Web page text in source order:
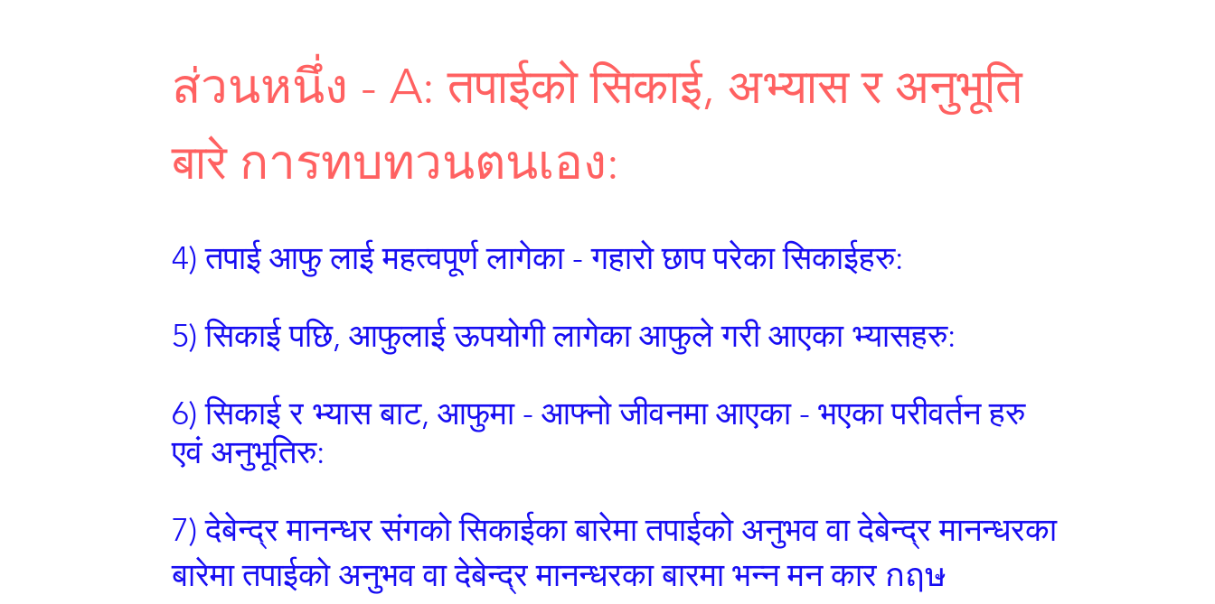
ส่วนหนึ่ง - A: तपाईको सिकाई, अभ्यास र अनुभूति
बारे การทบทวนตนเอง:
4) तपाई आफु लाई महत्वपूर्ण लागेका - गहारो छाप परेका सिकाईहरु:
5) सिकाई पछि, आफुलाई ऊपयोगी लागेका आफुले गरी आएका भ्यासहरु:
6) सिकाई र भ्यास बाट, आफुमा - आफ्नो जीवनमा आएका - भएका परीवर्तन हरु
एवं अनुभूतिरु:
7) देबेन्द्र मानन्धर संगको सिकाईका बारेमा तपाईको अनुभव वा देबेन्द्र मानन्धरका
बारेमा तपाईको अनुभव वा देबेन्द्र मानन्धरका बारमा भन्न मन कार กฤษ